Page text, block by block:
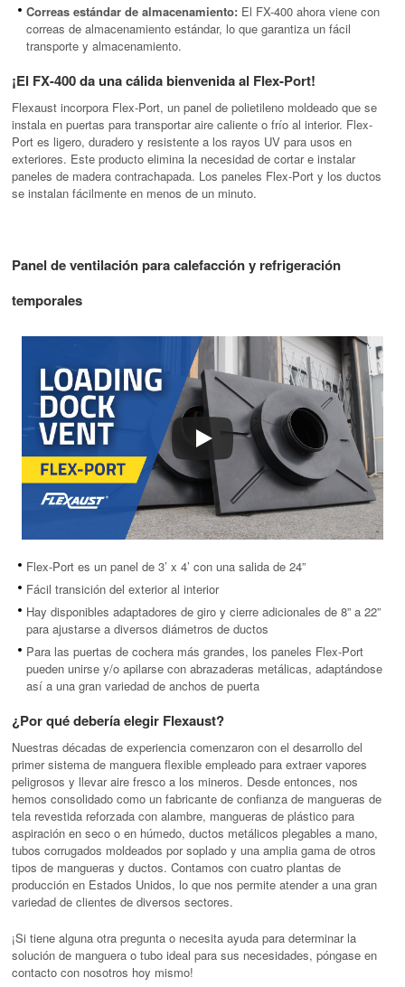
Correas estándar de almacenamiento: El FX-400 ahora viene con
correas de almacenamiento estándar, lo que garantiza un fácil
transporte y almacenamiento.
¡El FX-400 da una cálida bienvenida al Flex-Port!
Flexaust incorpora Flex-Port, un panel de polietileno moldeado que se
instala en puertas para transportar aire caliente o frío al interior. Flex-
Port es ligero, duradero y resistente a los rayos UV para usos en
exteriores. Este producto elimina la necesidad de cortar e instalar
paneles de madera contrachapada. Los paneles Flex-Port y los ductos
se instalan fácilmente en menos de un minuto.
Panel de ventilación para calefacción y refrigeración
temporales
Flex-Port es un panel de 3’ x 4’ con una salida de 24”
Fácil transición del exterior al interior
Hay disponibles adaptadores de giro y cierre adicionales de 8” a 22”
para ajustarse a diversos diámetros de ductos
Para las puertas de cochera más grandes, los paneles Flex-Port
pueden unirse y/o apilarse con abrazaderas metálicas, adaptándose
así a una gran variedad de anchos de puerta
¿Por qué debería elegir Flexaust?
Nuestras décadas de experiencia comenzaron con el desarrollo del
primer sistema de manguera flexible empleado para extraer vapores
peligrosos y llevar aire fresco a los mineros. Desde entonces, nos
hemos consolidado como un fabricante de confianza de mangueras de
tela revestida reforzada con alambre, mangueras de plástico para
aspiración en seco o en húmedo, ductos metálicos plegables a mano,
tubos corrugados moldeados por soplado y una amplia gama de otros
tipos de mangueras y ductos. Contamos con cuatro plantas de
producción en Estados Unidos, lo que nos permite atender a una gran
variedad de clientes de diversos sectores.
¡Si tiene alguna otra pregunta o necesita ayuda para determinar la
solución de manguera o tubo ideal para sus necesidades, póngase en
contacto con nosotros hoy mismo!